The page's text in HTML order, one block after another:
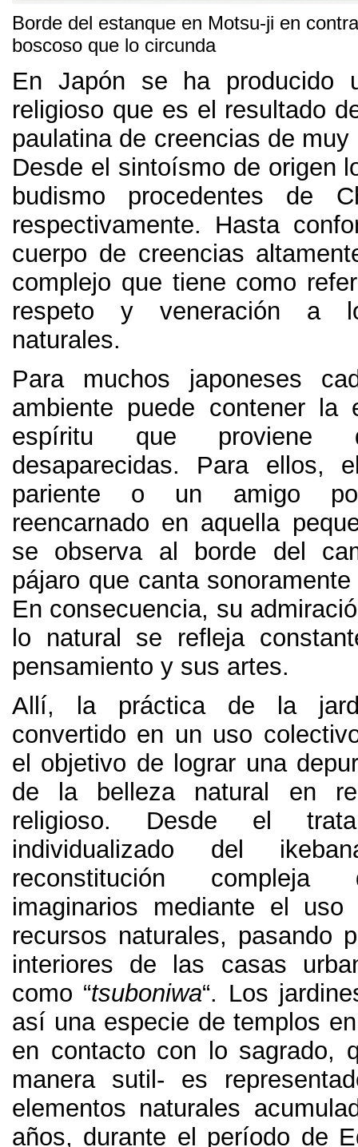
Borde del estanque en Motsu-ji en
boscoso que lo circunda
En Japón se ha producido
religioso que es el resultado
paulatina de creencias de
Desde el sintoísmo de origen
budismo procedentes de
respectivamente. Hasta
cuerpo de creencias
complejo que tiene como
respeto y veneración a
naturales.
Para muchos japoneses
ambiente puede contener la
espíritu que proviene
desaparecidas. Para ellos,
pariente o un amigo
reencarnado en aquella
se observa al borde del
pájaro que canta
En consecuencia, su
lo natural se refleja
pensamiento y sus artes.
Allí, la práctica de la
convertido en un uso
el objetivo de lograr una
de la belleza natural en
religioso. Desde el
individualizado del
reconstitución compleja
imaginarios mediante el uso
recursos naturales, pasando
interiores de las casas
como “tsuboniwa“. Los
así una especie de templos
en contacto con lo sagrado,
manera sutil- es
elementos naturales
años, durante el período de